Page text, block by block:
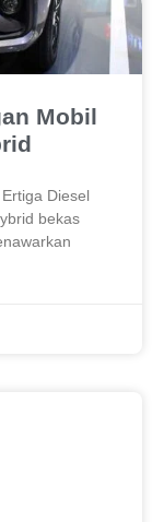
Mobil
Diesel
bekas